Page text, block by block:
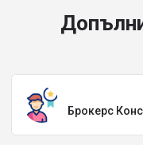
Брокерс